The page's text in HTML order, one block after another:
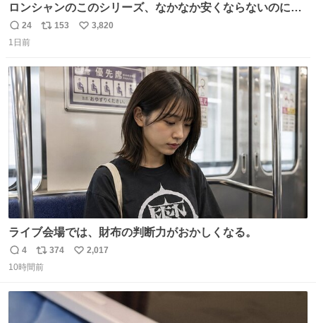
ロンシャンのこのシリーズ、なかなか安くならないのにセ
ール価格になってる🖤✨レザーなのが反則級にかわいい。
持ってるだけでコーデが格上げされる。
返
信
24
リ
数
153
い
数
3,820
1日前
ライブ会場では、財布の判断力がおかしくなる。
返
信
4
リ
ポ
ト
数
374
い
数
2,017
10時間前